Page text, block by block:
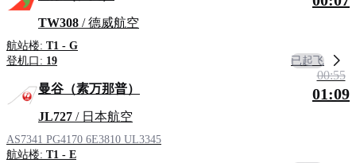
TW308 / 德威航空
航站楼: T1 - G
登机口: 19 已起飞
曼谷（素万那普）
JL727 / 日本航空
AS7341 PG4170 6E3810 UL3345
航站楼: T1 - E
00:55
01:09